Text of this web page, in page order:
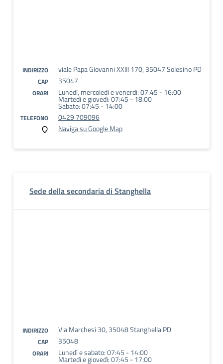
INDIRIZZO viale Papa Giovanni XXIII 170, 35047 Solesino PD
CAP 35047
ORARI Lunedì, mercoledì e venerdì: 07:45 - 16:00
Martedì e giovedì: 07:45 - 18:00
Sabato: 07:45 - 14:00
TELEFONO
0429 709096
Naviga su Google Map
Sede della secondaria di Stanghella
INDIRIZZO Via Marchesi 30, 35048 Stanghella PD
CAP 35048
ORARI Lunedì e sabato: 07:45 - 14:00
Martedì e giovedì: 07:45 - 17:00